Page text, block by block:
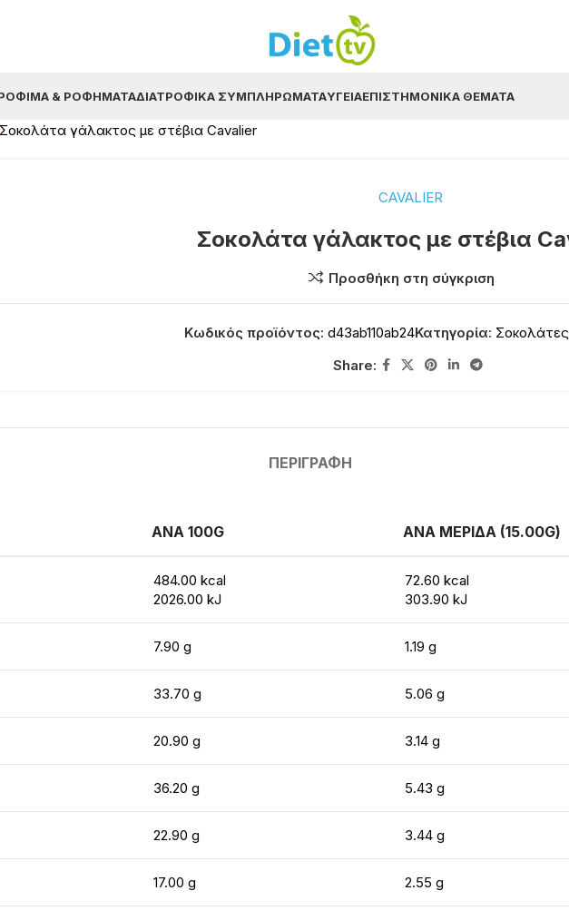
& ΡΟΦΉΜΑΤΑΔΙΑΤΡΟΦΙΚΆ ΣΥΜΠΛΗΡΏΜΑΤΑΥΓΕΊΑΕΠΙΣΤΗΜΟΝΙΚΆ ΘΈΜΑΤΑ
Σοκολάτα γάλακτος με στέβια Cavalier
CAVALIER
Σοκολάτα γάλακτος με στέβια
Προσθήκη στη σύγκριση
Κωδικός προϊόντος:d43ab110ab24Κατηγορία:
Share:
ΠΕΡΙΓΡΑΦΉ
ΑΝΑ 100G ΑΝΑ ΜΕΡΙΔΑ (15.00G)
484.00 kcal
2026.00 kJ
72.60 kcal
303.90 kJ
7.90 g 1.19 g
33.70 g 5.06 g
20.90 g 3.14 g
36.20 g 5.43 g
22.90 g 3.44 g
17.00 g 2.55 g